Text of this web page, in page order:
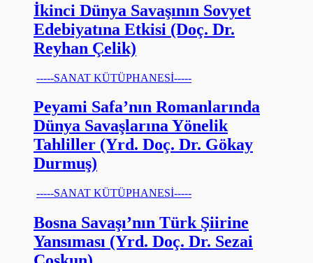
İkinci Dünya Savaşının Sovyet
Edebiyatına Etkisi (Doç. Dr.
Reyhan Çelik)
-----SANAT KÜTÜPHANESİ-----
Peyami Safa’nın Romanlarında
Dünya Savaşlarına Yönelik
Tahliller (Yrd. Doç. Dr. Gökay
Durmuş)
-----SANAT KÜTÜPHANESİ-----
Bosna Savaşı’nın Türk Şiirine
Yansıması (Yrd. Doç. Dr. Sezai